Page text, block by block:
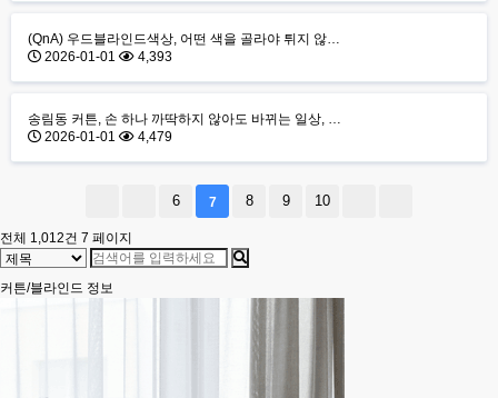
(QnA) 우드블라인드색상, 어떤 색을 골라야 튀지 않…
2026-01-01
4,393
송림동 커튼, 손 하나 까딱하지 않아도 바뀌는 일상, …
2026-01-01
4,479
6 7 8 9 10
전체 1,012건 7 페이지
커튼/블라인드 정보